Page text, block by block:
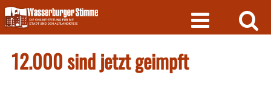
Skip
to
content
12.000 sind jetzt geimpft